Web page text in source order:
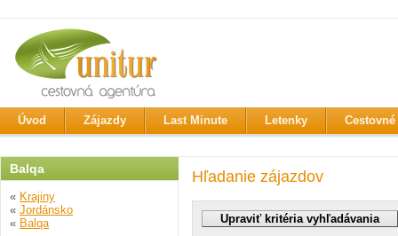
Úvod Zájazdy Last Minute Letenky
Balqa
« Krajiny
« Jordánsko
« Balqa
Hľadanie zájazdov